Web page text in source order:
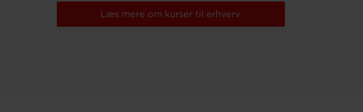
Læs mere om kurser til erhverv